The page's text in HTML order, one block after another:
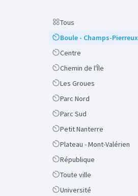
Scope
Tous
ScopeBoule - Champs-Pierreux
ScopeCentre
ScopeChemin de l'Île
ScopeLes Groues
ScopeParc Nord
ScopeParc Sud
ScopePetit Nanterre
ScopePlateau - Mont-Valérien
ScopeRépublique
ScopeToute ville
ScopeUniversité